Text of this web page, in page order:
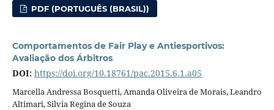
PDF (PORTUGUÊS (BRASIL))
Comportamentos de Fair Play e Antiesportivos:
Avaliação dos Árbitros
DOI: https://doi.org/10.18761/pac.2015.6.1.a05
Marcella Andressa Bosquetti, Amanda Oliveira de Morais, Leandro
Altimari, Silvia Regina de Souza